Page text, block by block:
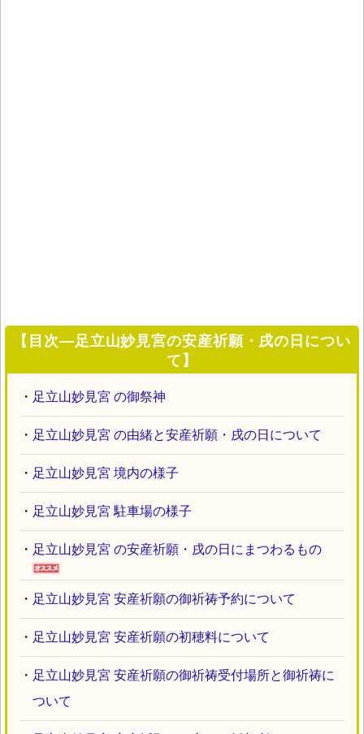
【目次―足立山妙見宮の安産祈願・戌の日につい
て】
・ 足立山妙見宮 の御祭神
・ 足立山妙見宮 の由緒と安産祈願・戌の日について
・ 足立山妙見宮 境内の様子
・ 足立山妙見宮 駐車場の様子
・ 足立山妙見宮 の安産祈願・戌の日にまつわるもの
・ 足立山妙見宮 安産祈願の御祈祷予約について
・ 足立山妙見宮 安産祈願の初穂料について
・ 足立山妙見宮 安産祈願の御祈祷受付場所と御祈祷に
ついて